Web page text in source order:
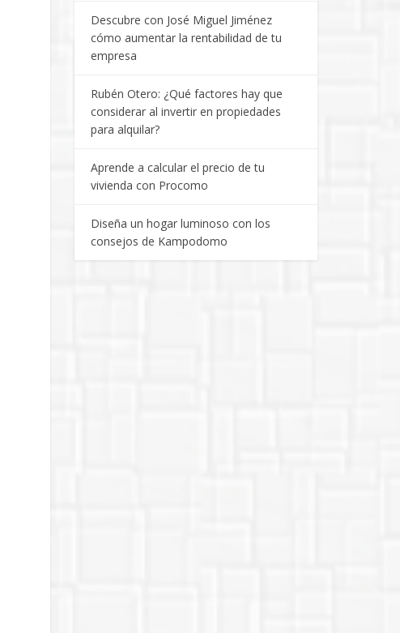
Descubre con José Miguel Jiménez
cómo aumentar la rentabilidad de tu
empresa
Rubén Otero: ¿Qué factores hay que
considerar al invertir en propiedades
para alquilar?
Aprende a calcular el precio de tu
vivienda con Procomo
Diseña un hogar luminoso con los
consejos de Kampodomo